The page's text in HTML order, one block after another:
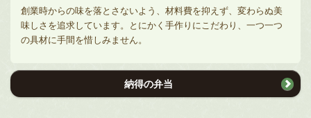
創業時からの味を落とさないよう、材料費を抑えず、変わらぬ美
味しさを追求しています。とにかく手作りにこだわり、一つ一つ
の具材に手間を惜しみません。
納得の弁当